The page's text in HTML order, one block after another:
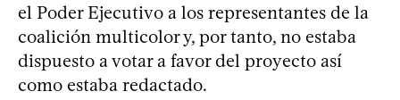
el Poder Ejecutivo a los representantes de la
coalición multicolor y, por tanto, no estaba
dispuesto a votar a favor del proyecto así
como estaba redactado.